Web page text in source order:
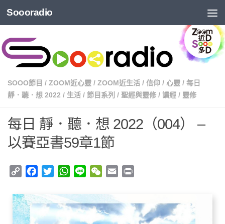
Soooradio
SOOO節目 / ZOOM近心靈 / ZOOM近生活 / 信仰 / 心靈 / 每日
靜．聽．想 2022 / 生活 / 節目系列 / 聖經與靈修 / 讀經 / 靈修
每日 靜．聽．想 2022（004） –
以賽亞書59章1節
Copy
Facebook
TwitterWhatsApp
Line WeChat
Email